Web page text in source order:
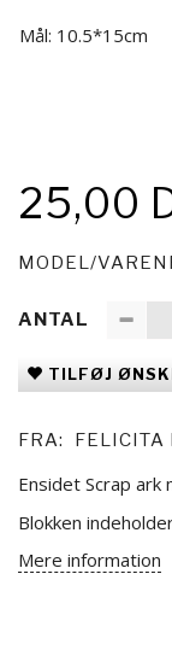
Mål: 10.5*15cm
25,00
MODEL/
ANTAL
TILFØJ
FRA: FELICITA
Ensidet Scrap
Blokken
Mere information